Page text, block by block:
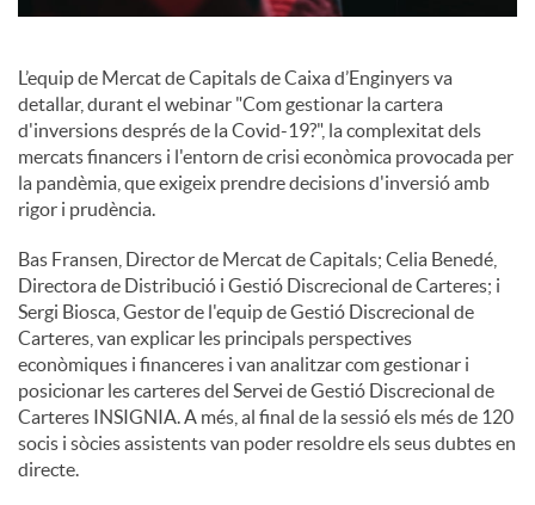
L’equip de Mercat de Capitals de Caixa d’Enginyers va
detallar, durant el webinar "Com gestionar la cartera
d'inversions després de la Covid-19?", la complexitat dels
mercats financers i l'entorn de crisi econòmica provocada per
la pandèmia, que exigeix prendre decisions d'inversió amb
rigor i prudència.
Bas Fransen, Director de Mercat de Capitals; Celia Benedé,
Directora de Distribució i Gestió Discrecional de Carteres; i
Sergi Biosca, Gestor de l'equip de Gestió Discrecional de
Carteres, van explicar les principals perspectives
econòmiques i financeres i van analitzar com gestionar i
posicionar les carteres del Servei de Gestió Discrecional de
Carteres INSIGNIA. A més, al final de la sessió els més de 120
socis i sòcies assistents van poder resoldre els seus dubtes en
directe.